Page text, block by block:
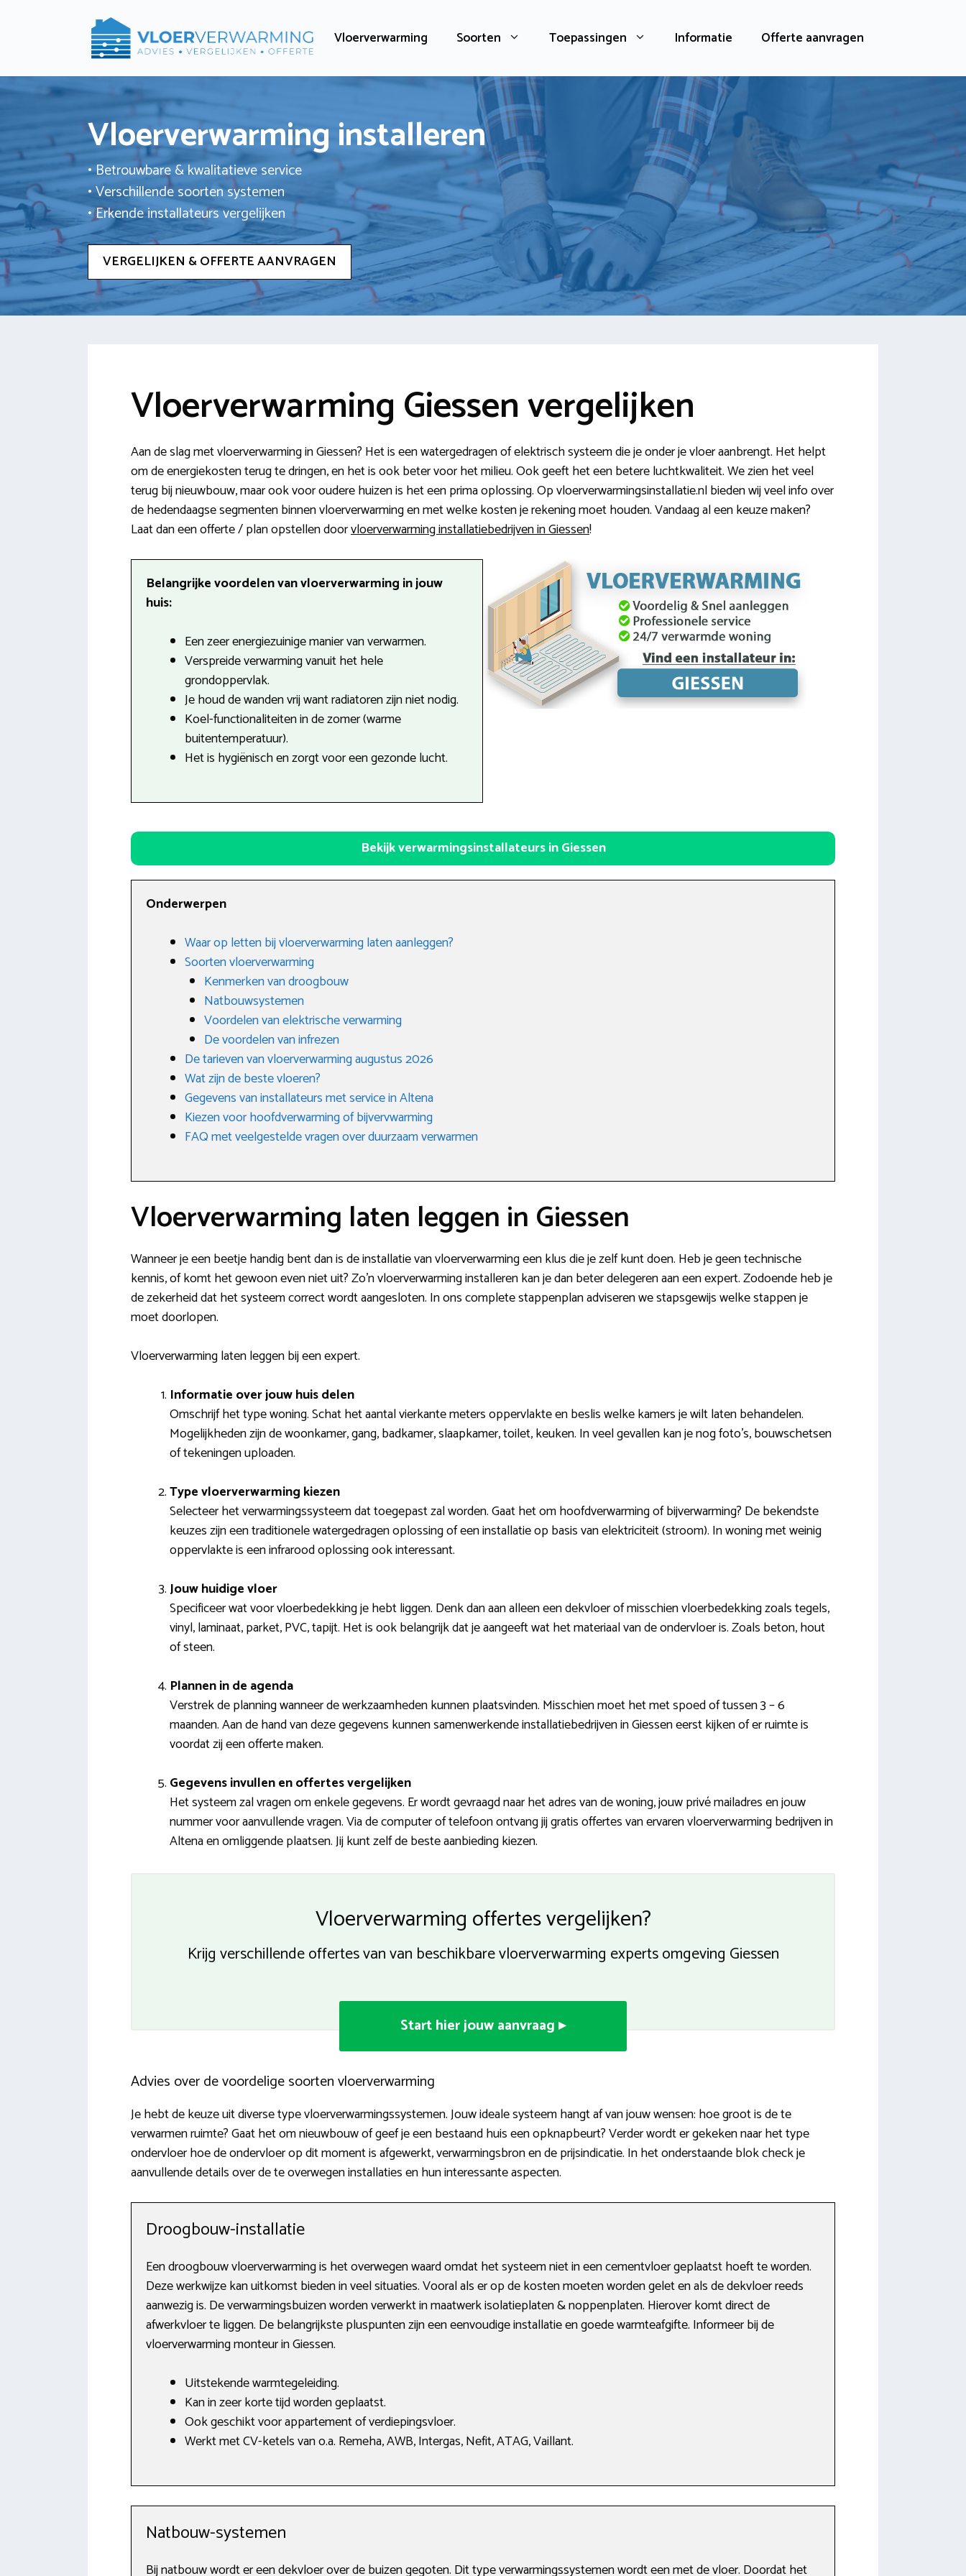
Vloerverwarming Soorten Toepassingen Informatie Offerte aanvragen
Vloerverwarming installeren
• Betrouwbare & kwalitatieve service
• Verschillende soorten systemen
• Erkende installateurs vergelijken
VERGELIJKEN & OFFERTE AANVRAGEN
Vloerverwarming Giessen vergelijken
Aan de slag met vloerverwarming in Giessen? Het is een watergedragen of elektrisch systeem die je onder je vloer aanbrengt. Het helpt
om de energiekosten terug te dringen, en het is ook beter voor het milieu. Ook geeft het een betere luchtkwaliteit. We zien het veel
terug bij nieuwbouw, maar ook voor oudere huizen is het een prima oplossing. Op vloerverwarmingsinstallatie.nl bieden wij veel info over
de hedendaagse segmenten binnen vloerverwarming en met welke kosten je rekening moet houden. Vandaag al een keuze maken?
Laat dan een offerte / plan opstellen doorvloerverwarming installatiebedrijven in Giessen!
Belangrijke voordelen van vloerverwarming in jouw
huis:
Een zeer energiezuinige manier van verwarmen.
Verspreide verwarming vanuit het hele
grondoppervlak.
Je houd de wanden vrij want radiatoren zijn niet nodig.
Koel-functionaliteiten in de zomer (warme
buitentemperatuur).
Het is hygiënisch en zorgt voor een gezonde lucht.
Bekijk verwarmingsinstallateurs in Giessen
Onderwerpen
Waar op letten bij vloerverwarming laten aanleggen?
Soorten vloerverwarming
Kenmerken van droogbouw
Natbouwsystemen
Voordelen van elektrische verwarming
De voordelen van infrezen
De tarieven van vloerverwarming augustus 2026
Wat zijn de beste vloeren?
Gegevens van installateurs met service in Altena
Kiezen voor hoofdverwarming of bijvervwarming
FAQ met veelgestelde vragen over duurzaam verwarmen
Vloerverwarming laten leggen in Giessen
Wanneer je een beetje handig bent dan is de installatie van vloerverwarming een klus die je zelf kunt doen. Heb je geen technische
kennis, of komt het gewoon even niet uit? Zo’n vloerverwarming installeren kan je dan beter delegeren aan een expert. Zodoende heb je
de zekerheid dat het systeem correct wordt aangesloten. In ons complete stappenplan adviseren we stapsgewijs welke stappen je
moet doorlopen.
Vloerverwarming laten leggen bij een expert.
Informatie over jouw huis delen
Omschrijf het type woning. Schat het aantal vierkante meters oppervlakte en beslis welke kamers je wilt laten behandelen.
Mogelijkheden zijn de woonkamer, gang, badkamer, slaapkamer, toilet, keuken. In veel gevallen kan je nog foto’s, bouwschetsen
of tekeningen uploaden.
Type vloerverwarming kiezen
Selecteer het verwarmingssysteem dat toegepast zal worden. Gaat het om hoofdverwarming of bijverwarming? De bekendste
keuzes zijn een traditionele watergedragen oplossing of een installatie op basis van elektriciteit (stroom). In woning met weinig
oppervlakte is een infrarood oplossing ook interessant.
Jouw huidige vloer
Specificeer wat voor vloerbedekking je hebt liggen. Denk dan aan alleen een dekvloer of misschien vloerbedekking zoals tegels,
vinyl, laminaat, parket, PVC, tapijt. Het is ook belangrijk dat je aangeeft wat het materiaal van de ondervloer is. Zoals beton, hout
of steen.
Plannen in de agenda
Verstrek de planning wanneer de werkzaamheden kunnen plaatsvinden. Misschien moet het met spoed of tussen 3 – 6
maanden. Aan de hand van deze gegevens kunnen samenwerkende installatiebedrijven in Giessen eerst kijken of er ruimte is
voordat zij een offerte maken.
Gegevens invullen en offertes vergelijken
Het systeem zal vragen om enkele gegevens. Er wordt gevraagd naar het adres van de woning, jouw privé mailadres en jouw
nummer voor aanvullende vragen. Via de computer of telefoon ontvang jij gratis offertes van ervaren vloerverwarming bedrijven in
Altena en omliggende plaatsen. Jij kunt zelf de beste aanbieding kiezen.
Vloerverwarming offertes vergelijken?
Krijg verschillende offertes van van beschikbare vloerverwarming experts omgeving Giessen
Start hier jouw aanvraag ▸
Advies over de voordelige soorten vloerverwarming
Je hebt de keuze uit diverse type vloerverwarmingssystemen. Jouw ideale systeem hangt af van jouw wensen: hoe groot is de te
verwarmen ruimte? Gaat het om nieuwbouw of geef je een bestaand huis een opknapbeurt? Verder wordt er gekeken naar het type
ondervloer hoe de ondervloer op dit moment is afgewerkt, verwarmingsbron en de prijsindicatie. In het onderstaande blok check je
aanvullende details over de te overwegen installaties en hun interessante aspecten.
Droogbouw-installatie
Een droogbouw vloerverwarming is het overwegen waard omdat het systeem niet in een cementvloer geplaatst hoeft te worden.
Deze werkwijze kan uitkomst bieden in veel situaties. Vooral als er op de kosten moeten worden gelet en als de dekvloer reeds
aanwezig is. De verwarmingsbuizen worden verwerkt in maatwerk isolatieplaten & noppenplaten. Hierover komt direct de
afwerkvloer te liggen. De belangrijkste pluspunten zijn een eenvoudige installatie en goede warmteafgifte. Informeer bij de
vloerverwarming monteur in Giessen.
Uitstekende warmtegeleiding.
Kan in zeer korte tijd worden geplaatst.
Ook geschikt voor appartement of verdiepingsvloer.
Werkt met CV-ketels van o.a. Remeha, AWB, Intergas, Nefit, ATAG, Vaillant.
Natbouw-systemen
Bij natbouw wordt er een dekvloer over de buizen gegoten. Dit type verwarmingssystemen wordt een met de vloer. Doordat het